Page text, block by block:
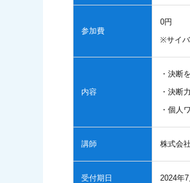
参加費
0円
※サイバ
内容
・決断
・決断
・個人
講師 株式会
受付期日 2024年